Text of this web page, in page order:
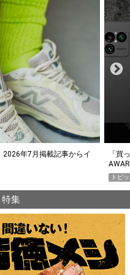
GoodsPress 2026上半期
薄着
PR
集